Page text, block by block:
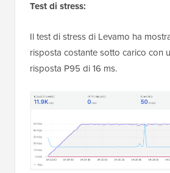
Test di stress:
Il test di stress di Levamo ha
risposta costante sotto carico con
risposta P95 di 16 ms.